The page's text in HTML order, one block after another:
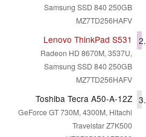
Samsung SSD 840 250GB
MZ7TD256HAFV
Lenovo ThinkPad S531
Radeon HD 8670M, 3537U,
Samsung SSD 840 250GB
MZ7TD256HAFV
Toshiba Tecra A50-A-12Z
GeForce GT 730M, 4300M, Hitachi
Travelstar Z7K500